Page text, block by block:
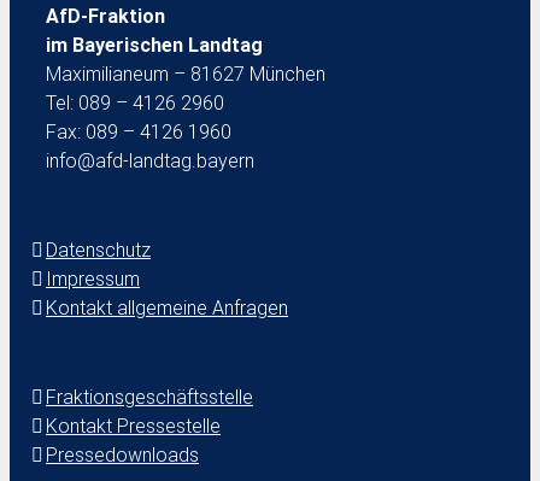
AfD-Fraktion
im Bayerischen Landtag
Maximilianeum – 81627 München
Tel: 089 – 4126 2960
Fax: 089 – 4126 1960
info@afd-landtag.bayern
Datenschutz
Impressum
Kontakt allgemeine Anfragen
Fraktionsgeschäftsstelle
Kontakt Pressestelle
Pressedownloads